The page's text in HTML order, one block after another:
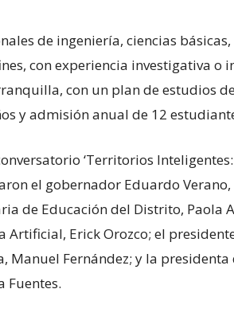
de ingeniería, ciencias
con experiencia investigativa o
con un plan de estudios
y admisión anual de 12
‘Territorios
el gobernador Eduardo Verano,
de Educación del Distrito, Paola
Erick Orozco; el
Manuel Fernández; y la presidenta
Fuentes.